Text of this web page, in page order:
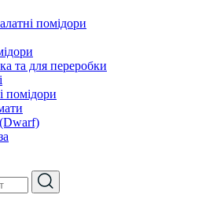
помідори
та для переробки
помідори